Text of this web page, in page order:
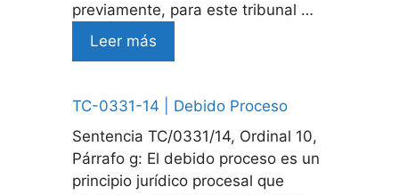
previamente, para este tribunal …
Leer más
TC-0331-14 | Debido Proceso
Sentencia TC/0331/14, Ordinal 10,
Párrafo g: El debido proceso es un
principio jurídico procesal que